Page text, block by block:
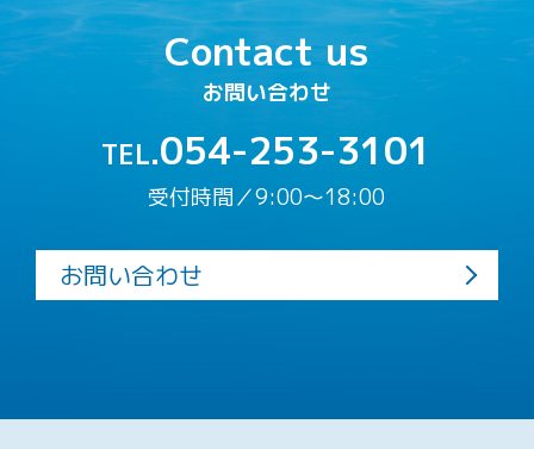
Contact us
お問い合わせ
TEL.054-253-3101
受付時間／9:00〜18:00
お問い合わせ